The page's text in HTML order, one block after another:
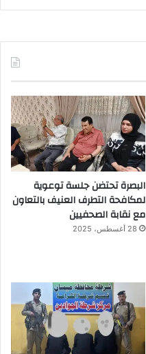
البصرة تحتضن جلسة توعوية
لمكافحة التطرف العنيف بالتعاون
مع نقابة الصحفيين
28 أغسطس، 2025